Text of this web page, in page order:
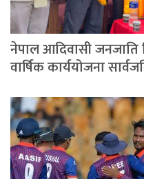
नेपाल आदिवासी जनजाति
वार्षिक कार्ययोजना